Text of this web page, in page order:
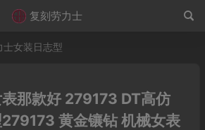
复刻劳力士
士女装日志型
那款好 279173 DT高仿
黄金镶钻 机械女表